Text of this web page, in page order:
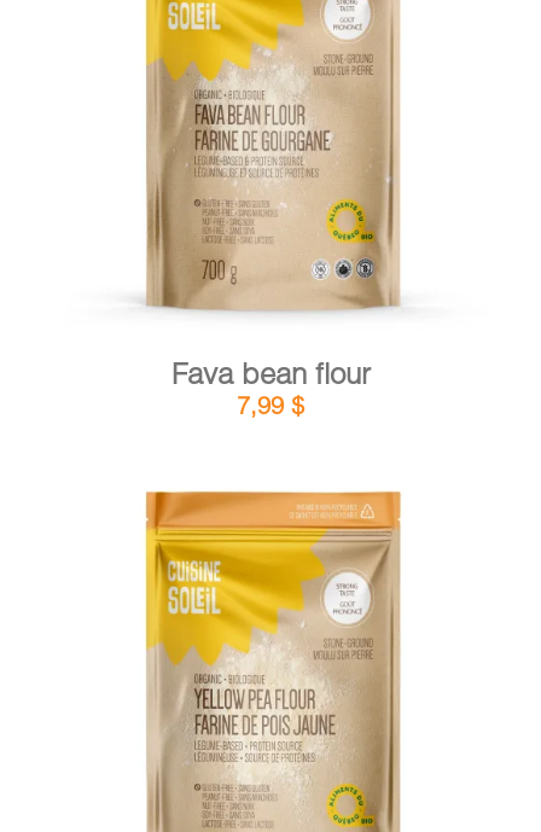
ADD TO CART / DETAILS
Fava bean flour
7,99 $
ADD TO CART / DETAILS